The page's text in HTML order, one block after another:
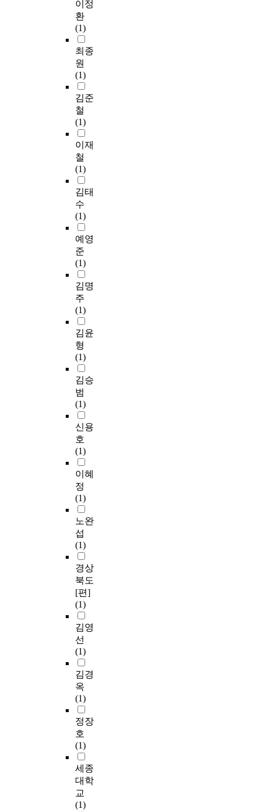
이정
환
(1)
최종
원
(1)
김준
철
(1)
이재
철
(1)
김태
수
(1)
예영
준
(1)
김명
주
(1)
김윤
형
(1)
김승
범
(1)
신용
호
(1)
이혜
정
(1)
노완
섭
(1)
경상
북도
[편]
(1)
김영
선
(1)
김경
옥
(1)
정장
호
(1)
세종
대학
교
(1)